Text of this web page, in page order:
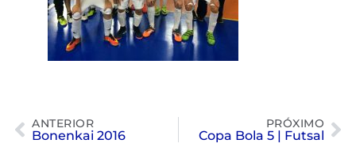
ANTERIOR
Bonenkai 2016
PRÓXIMO
Copa Bola 5 | Futsal